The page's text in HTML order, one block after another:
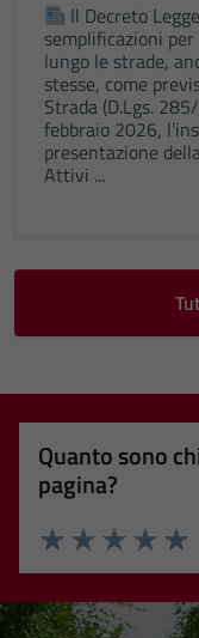
Il Decreto
semplificazioni
lungo le strade,
stesse, come
Strada (D.Lgs.
febbraio 2026,
presentazione
Attivi ...
Quanto sono
pagina?
Valuta
Valuta 3
Valuta 2 stelle
Valuta 1 stelle su 5